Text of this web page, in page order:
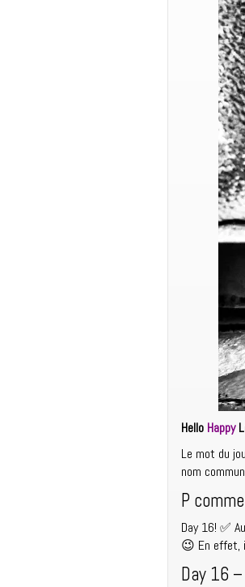
Hello Happy
Le mot du
nom
P
Day 16! ✅
😉 En effet,
Day 16